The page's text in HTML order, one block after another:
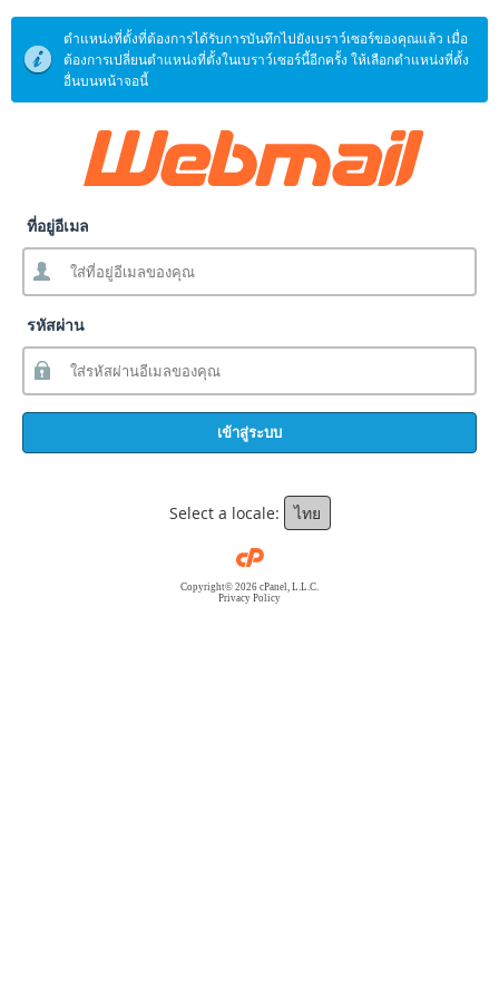
ตำแหน่งที่ตั้งที่ต้องการได้รับการบันทึกไปยังเบราว์เซอร์ของคุณแล้ว เมื่อ
ต้องการเปลี่ยนตำแหน่งที่ตั้งในเบราว์เซอร์นี้อีกครั้ง ให้เลือกตำแหน่งที่ตั้ง
อื่นบนหน้าจอนี้
ที่อยู่อีเมล
รหัสผ่าน
เข้าสู่ระบบ
Select a locale: ไทย
Copyright© 2026 cPanel, L.L.C.
Privacy Policy